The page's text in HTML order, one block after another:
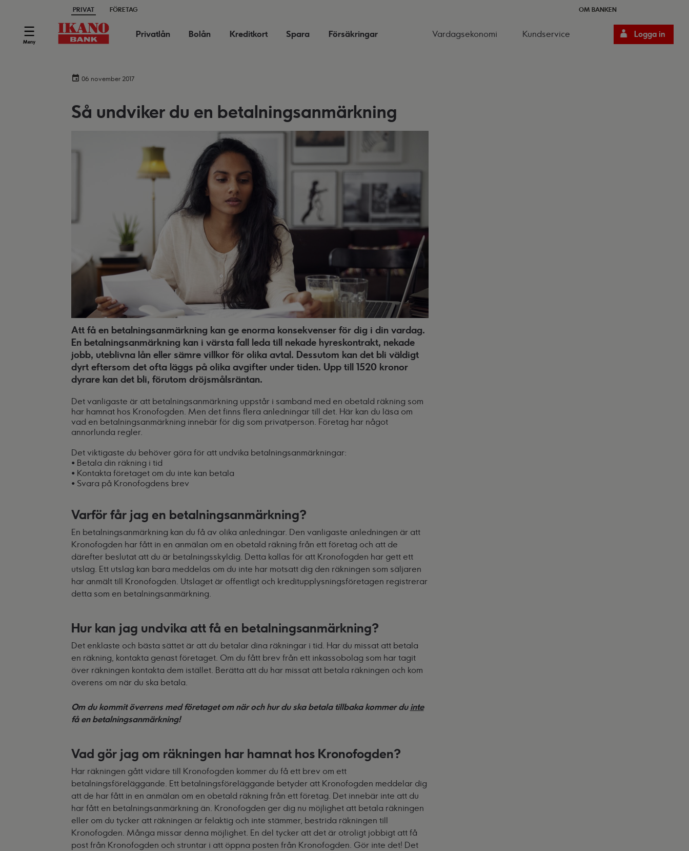
PRIVAT FÖRETAG OM BANKEN
Meny
Privatlån Bolån Kreditkort Spara Försäkringar Vardagsekonomi Kundservice Logga in
06 november 2017
Så undviker du en betalningsanmärkning
Att få en betalningsanmärkning kan ge enorma konsekvenser för dig i din vardag.
En betalningsanmärkning kan i värsta fall leda till nekade hyreskontrakt, nekade
jobb, uteblivna lån eller sämre villkor för olika avtal. Dessutom kan det bli väldigt
dyrt eftersom det ofta läggs på olika avgifter under tiden. Upp till 1520 kronor
dyrare kan det bli, förutom dröjsmålsräntan.
Det vanligaste är att betalningsanmärkning uppstår i samband med en obetald räkning som
har hamnat hos Kronofogden. Men det finns flera anledningar till det. Här kan du läsa om
vad en betalningsanmärkning innebär för dig som privatperson. Företag har något
annorlunda regler.
Det viktigaste du behöver göra för att undvika betalningsanmärkningar:
• Betala din räkning i tid
• Kontakta företaget om du inte kan betala
• Svara på Kronofogdens brev
Varför får jag en betalningsanmärkning?
En betalningsanmärkning kan du få av olika anledningar. Den vanligaste anledningen är att
Kronofogden har fått in en anmälan om en obetald räkning från ett företag och att de
därefter beslutat att du är betalningsskyldig. Detta kallas för att Kronofogden har gett ett
utslag. Ett utslag kan bara meddelas om du inte har motsatt dig den räkningen som säljaren
har anmält till Kronofogden. Utslaget är offentligt och kreditupplysningsföretagen registrerar
detta som en betalningsanmärkning.
Hur kan jag undvika att få en betalningsanmärkning?
Det enklaste och bästa sättet är att du betalar dina räkningar i tid. Har du missat att betala
en räkning, kontakta genast företaget. Om du fått brev från ett inkassobolag som har tagit
över räkningen kontakta dem istället. Berätta att du har missat att betala räkningen och kom
överens om när du ska betala.
Om du kommit överrens med företaget om när och hur du ska betala tillbaka kommer du inte
få en betalningsanmärkning!
Vad gör jag om räkningen har hamnat hos Kronofogden?
Har räkningen gått vidare till Kronofogden kommer du få ett brev om ett
betalningsföreläggande. Ett betalningsföreläggande betyder att Kronofogden meddelar dig
att de har fått in en anmälan om en obetald räkning från ett företag. Det innebär inte att du
har fått en betalningsanmärkning än. Kronofogden ger dig nu möjlighet att betala räkningen
eller om du tycker att räkningen är felaktig och inte stämmer, bestrida räkningen till
Kronofogden. Många missar denna möjlighet. En del tycker att det är otroligt jobbigt att få
post från Kronofogden och struntar i att öppna posten från Kronofogden. Gör inte det! Det